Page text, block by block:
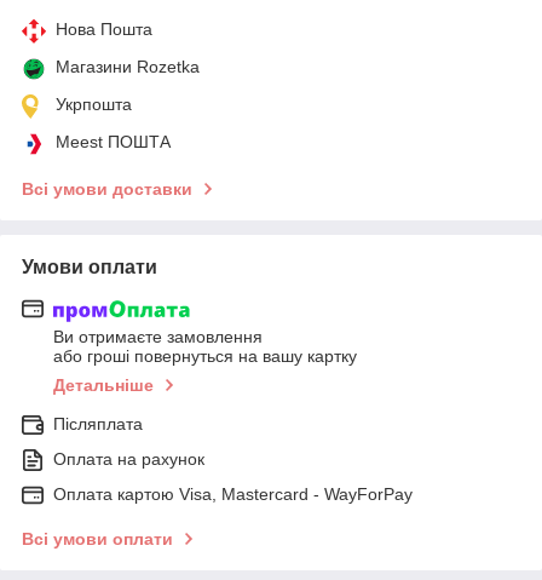
Нова Пошта
Магазини Rozetka
Укрпошта
Meest ПОШТА
Всі умови доставки
Умови оплати
Ви отримаєте замовлення
або гроші повернуться на вашу картку
Детальніше
Післяплата
Оплата на рахунок
Оплата картою Visa, Mastercard - WayForPay
Всі умови оплати